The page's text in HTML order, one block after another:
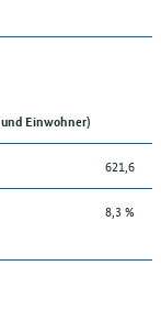
Einwohner)
621,6
8,3 %